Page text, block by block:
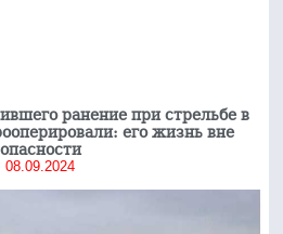
ранение при стрельбе в
его жизнь вне
опасности
08.09.2024